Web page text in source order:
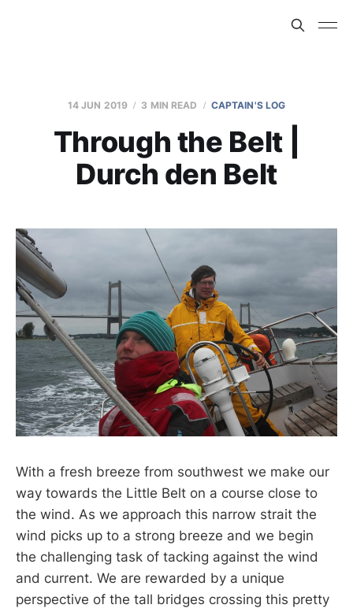
14 JUN 2019 3 MIN READ CAPTAIN'S LOG
Through the Belt |
Durch den Belt
With a fresh breeze from southwest we make our
way towards the Little Belt on a course close to
the wind. As we approach this narrow strait the
wind picks up to a strong breeze and we begin
the challenging task of tacking against the wind
and current. We are rewarded by a unique
perspective of the tall bridges crossing this pretty